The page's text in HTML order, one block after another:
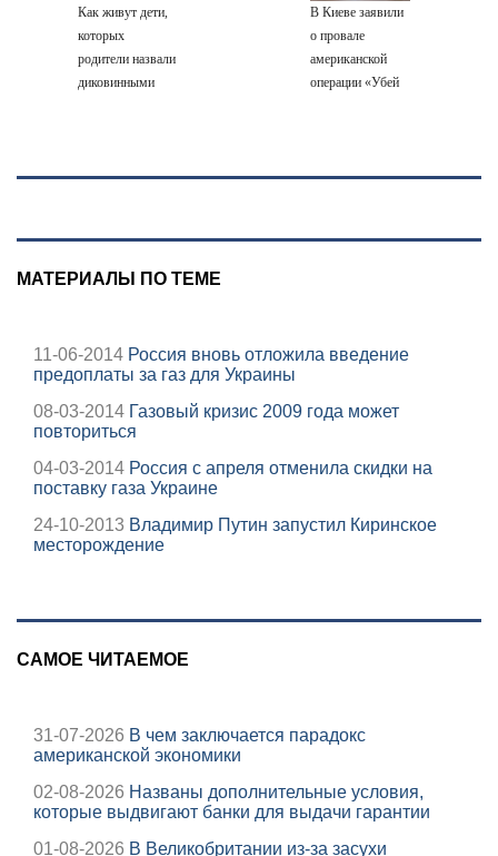
Как живут дети,
которых
родители назвали
диковинными
В Киеве заявили
о провале
американской
операции «Убей
МАТЕРИАЛЫ ПО ТЕМЕ
11-06-2014 Россия вновь отложила введение
предоплаты за газ для Украины
08-03-2014 Газовый кризис 2009 года может
повториться
04-03-2014 Россия c апреля отменила скидки на
поставку газа Украине
24-10-2013 Владимир Путин запустил Киринское
месторождение
САМОЕ ЧИТАЕМОЕ
31-07-2026 В чем заключается парадокс
американской экономики
02-08-2026 Названы дополнительные условия,
которые выдвигают банки для выдачи гарантии
01-08-2026 В Великобритании из-за засухи